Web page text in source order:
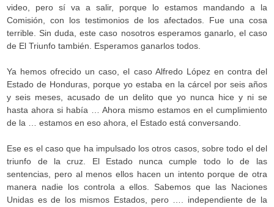
video, pero sí va a salir, porque lo estamos mandando a la
Comisión, con los testimonios de los afectados. Fue una cosa
terrible. Sin duda, este caso nosotros esperamos ganarlo, el caso
de El Triunfo también. Esperamos ganarlos todos.
Ya hemos ofrecido un caso, el caso Alfredo López en contra del
Estado de Honduras, porque yo estaba en la cárcel por seis años
y seis meses, acusado de un delito que yo nunca hice y ni se
hasta ahora si había … Ahora mismo estamos en el cumplimiento
de la … estamos en eso ahora, el Estado está conversando.
Ese es el caso que ha impulsado los otros casos, sobre todo el del
triunfo de la cruz. El Estado nunca cumple todo lo de las
sentencias, pero al menos ellos hacen un intento porque de otra
manera nadie los controla a ellos. Sabemos que las Naciones
Unidas es de los mismos Estados, pero …. independiente de la